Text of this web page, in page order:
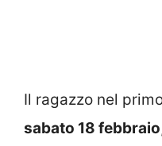
Il ragazzo nel
sabato 18 febbraio